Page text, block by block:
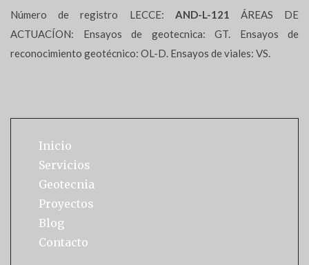
Número de registro LECCE: AND-L-121 ÁREAS DE
ACTUACÍON: Ensayos de geotecnica: GT. Ensayos de
reconocimiento geotécnico: OL-D. Ensayos de viales: VS.
Inicio
Servicios
Geotecnia
Proyectos
Blog
Contacto